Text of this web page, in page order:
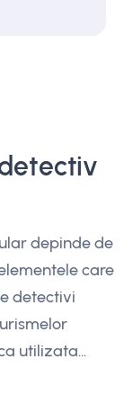
depinde de
care
detectivi
utilizata...